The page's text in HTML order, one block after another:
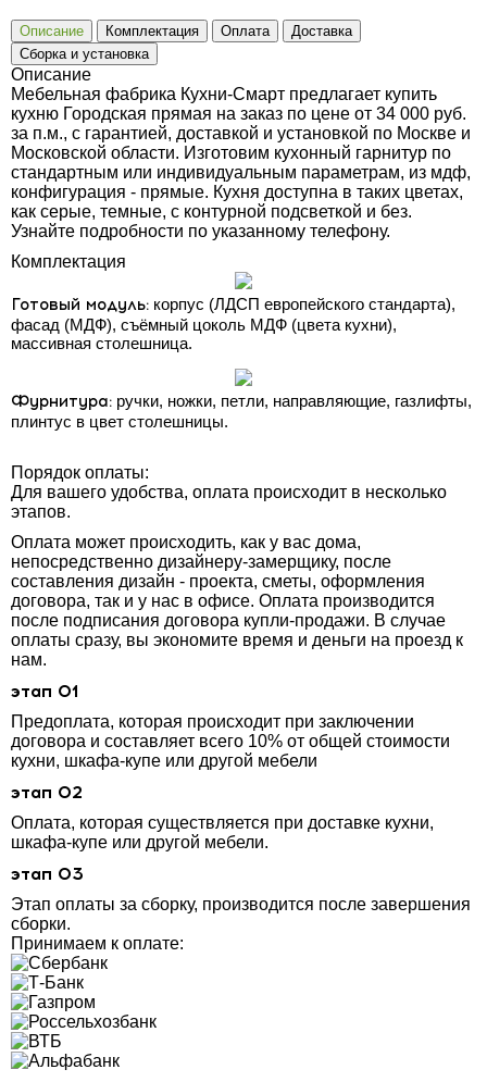
Описание Комплектация Оплата
Доставка
Сборка и установка
Описание
Мебельная фабрика Кухни-Смарт предлагает купить
кухню Городская прямая на заказ по цене от 34 000 руб.
за п.м., с гарантией, доставкой и установкой по Москве и
Московской области. Изготовим кухонный гарнитур по
стандартным или индивидуальным параметрам, из мдф,
конфигурация - прямые. Кухня доступна в таких цветах,
как серые, темные, с контурной подсветкой и без.
Узнайте подробности по указанному телефону.
Комплектация
Готовый модуль: корпус (ЛДСП европейского стандарта),
фасад (МДФ), съёмный цоколь МДФ (цвета кухни),
массивная столешница.
Фурнитура: ручки, ножки, петли, направляющие, газлифты,
плинтус в цвет столешницы.
Порядок оплаты:
Для вашего удобства, оплата происходит в несколько
этапов.
Оплата может происходить, как у вас дома,
непосредственно дизайнеру-замерщику, после
составления дизайн - проекта, сметы, оформления
договора, так и у нас в офисе. Оплата производится
после подписания договора купли-продажи. В случае
оплаты сразу, вы экономите время и деньги на проезд к
нам.
этап 01
Предоплата, которая происходит при заключении
договора и составляет всего 10% от общей стоимости
кухни, шкафа-купе или другой мебели
этап 02
Оплата, которая существляется при доставке кухни,
шкафа-купе или другой мебели.
этап 03
Этап оплаты за сборку, производится после завершения
сборки.
Принимаем к оплате: